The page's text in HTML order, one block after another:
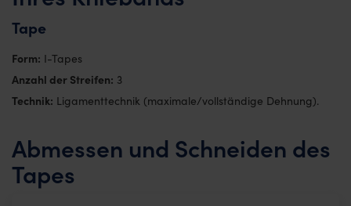
Tape
Form: I-Tapes
Anzahl der Streifen: 3
Technik: Ligamenttechnik (maximale/vollständige Dehnung).
Abmessen und Schneiden des
Tapes